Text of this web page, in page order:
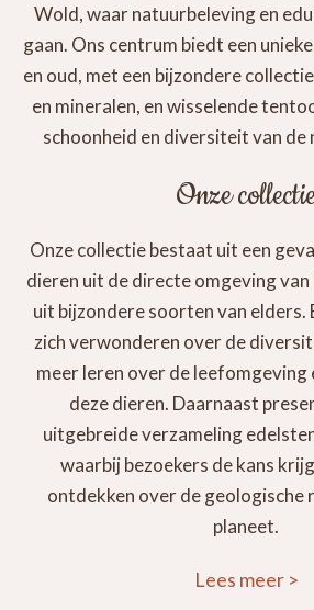
Wold, waar natuurbeleving en
gaan. Ons centrum biedt een
en oud, met een bijzondere
en mineralen, en wisselende
schoonheid en diversiteit van de
Onze
Onze collectie bestaat uit een
dieren uit de directe omgeving
uit bijzondere soorten van elders.
zich verwonderen over de
meer leren over de leefomgeving
deze dieren. Daarnaast
uitgebreide verzameling
waarbij bezoekers de kans
ontdekken over de geologische
planeet.
Lees meer >